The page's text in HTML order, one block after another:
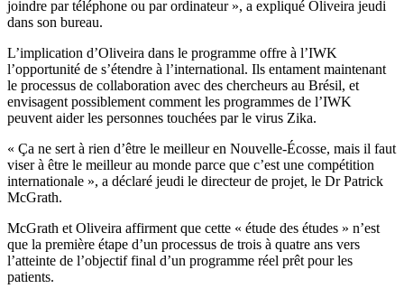
joindre par téléphone ou par ordinateur », a expliqué Oliveira jeudi
dans son bureau.
L’implication d’Oliveira dans le programme offre à l’IWK
l’opportunité de s’étendre à l’international. Ils entament maintenant
le processus de collaboration avec des chercheurs au Brésil, et
envisagent possiblement comment les programmes de l’IWK
peuvent aider les personnes touchées par le virus Zika.
« Ça ne sert à rien d’être le meilleur en Nouvelle-Écosse, mais il faut
viser à être le meilleur au monde parce que c’est une compétition
internationale », a déclaré jeudi le directeur de projet, le Dr Patrick
McGrath.
McGrath et Oliveira affirment que cette « étude des études » n’est
que la première étape d’un processus de trois à quatre ans vers
l’atteinte de l’objectif final d’un programme réel prêt pour les
patients.